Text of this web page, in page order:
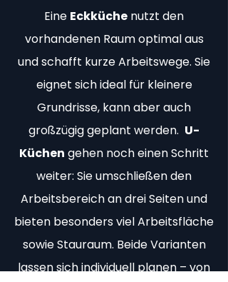
Eine Eckküche nutzt den
vorhandenen Raum optimal aus
und schafft kurze Arbeitswege. Sie
eignet sich ideal für kleinere
Grundrisse, kann aber auch
großzügig geplant werden. U-
Küchen gehen noch einen Schritt
weiter: Sie umschließen den
Arbeitsbereich an drei Seiten und
bieten besonders viel Arbeitsfläche
sowie Stauraum. Beide Varianten
lassen sichindividuell planen– von